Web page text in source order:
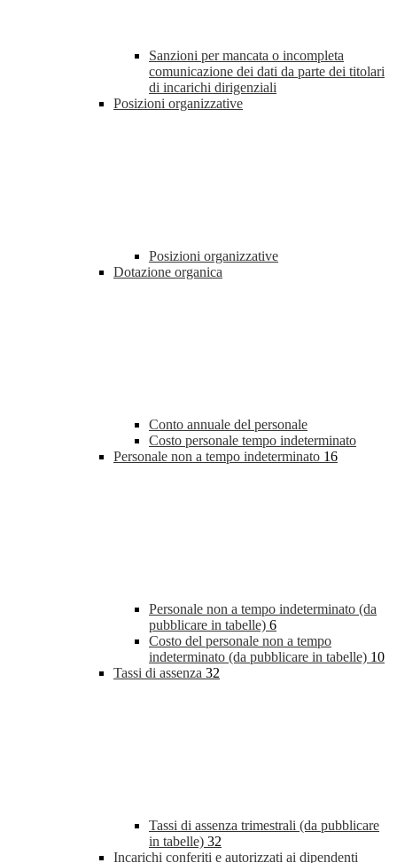
Sanzioni per mancata o incompleta
comunicazione dei dati da parte dei titolari
di incarichi dirigenziali
Posizioni organizzative
Posizioni organizzative
Dotazione organica
Conto annuale del personale
Costo personale tempo indeterminato
Personale non a tempo indeterminato 16
Personale non a tempo indeterminato (da
pubblicare in tabelle) 6
Costo del personale non a tempo
indeterminato (da pubblicare in tabelle) 10
Tassi di assenza 32
Tassi di assenza trimestrali (da pubblicare
in tabelle) 32
Incarichi conferiti e autorizzati ai dipendenti